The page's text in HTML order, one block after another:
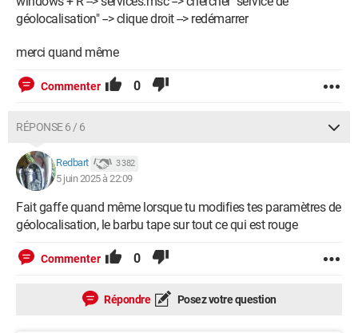
géolocalisation" --> clique droit --> redémarrer
merci quand même
Commenter 0
RÉPONSE 6 / 6
Redbart 3 382
5 juin 2025 à 22:09
Fait gaffe quand même lorsque tu modifies tes paramètres de
géolocalisation, le barbu tape sur tout ce qui est rouge
Commenter 0
Répondre Posez votre question